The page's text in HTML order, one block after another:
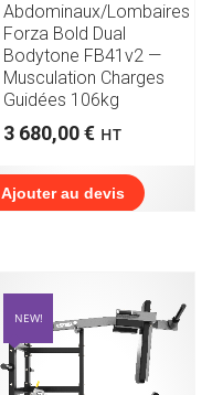
Abdominaux/Lombaires
Forza Bold Dual
Bodytone FB41v2 —
Musculation Charges
Guidées 106kg
3 680,00€ HT
Ajouter au devis
NEW!